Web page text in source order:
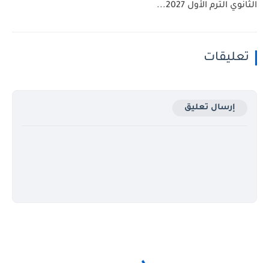
الثانوي الترم الأول 2027...
تعليقات
إرسال تعليق